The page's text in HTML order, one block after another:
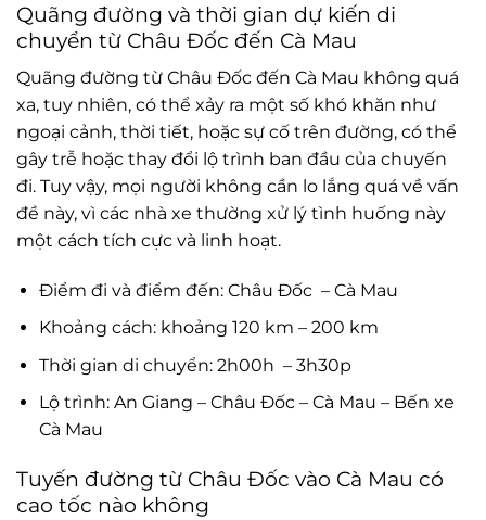
Quãng đường và thời gian dự kiến di
chuyển từ Châu Đốc đến Cà Mau
Quãng đường từ Châu Đốc đến Cà Mau không quá
xa, tuy nhiên, có thể xảy ra một số khó khăn như
ngoại cảnh, thời tiết, hoặc sự cố trên đường, có thể
gây trễ hoặc thay đổi lộ trình ban đầu của chuyến
đi. Tuy vậy, mọi người không cần lo lắng quá về vấn
đề này, vì các nhà xe thường xử lý tình huống này
một cách tích cực và linh hoạt.
Điểm đi và điểm đến: Châu Đốc – Cà Mau
Khoảng cách: khoảng 120 km – 200 km
Thời gian di chuyển: 2h00h – 3h30p
Lộ trình: An Giang – Châu Đốc – Cà Mau – Bến xe
Cà Mau
Tuyến đường từ Châu Đốc vào Cà Mau có
cao tốc nào không